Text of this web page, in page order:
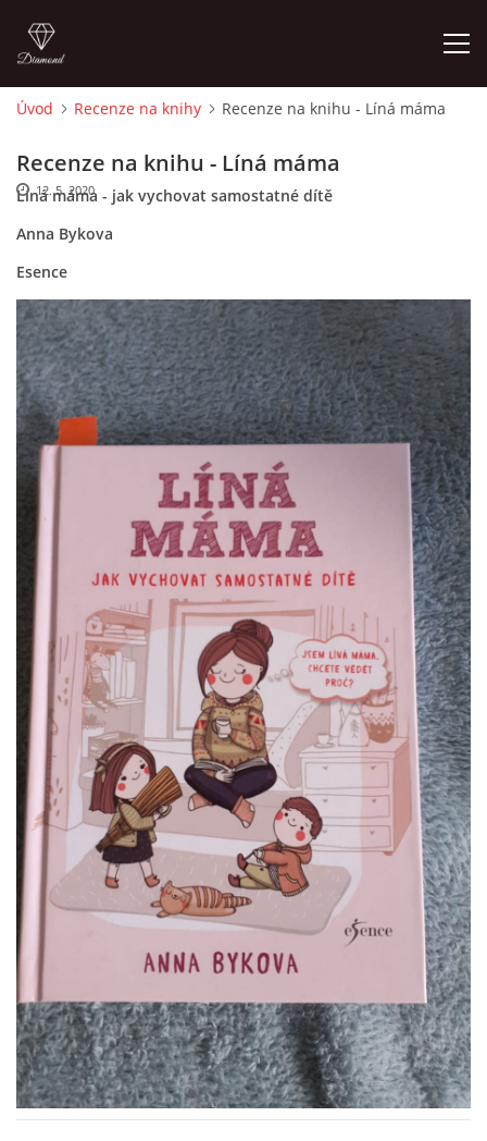
O MĚ
FOTOALBUM
DĚJINY VÝTVARNÉHO UMĚNÍ
NOVINKY ZE ŠKOLSTVÍ 2025
ROČNÍ PLÁN - INSPIRACE /DLE NOVÉHO RVP PV 2025
VZDĚLÁVACÍ BLOK ZÁŘÍ
VZDĚLÁVACÍ BLOK ŘÍJEN
VZDĚLÁVACÍ BLOK LISTOPAD
VZDĚLÁVACÍ BLOK PROSINEC
VZDĚLÁVACÍ BLOK LEDEN
VZDĚLÁVACÍ BLOK ÚNOR
VZDĚLÁVACÍ BLOK BŘEZEN
VZDĚLÁVACÍ BLOK DUBEN
VÝTVARNÉ TECHNIKY
Úvod Recenze na knihy Recenze na knihu - Líná máma
Recenze na knihu - Líná máma
Líná máma - jak vychovat samostatné dítě
Anna Bykova
Esence
12. 5. 2020